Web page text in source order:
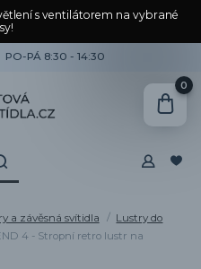
s ventilátorem na vybrané
PO-PÁ 8:30 - 14:30
0
a závěsná svítidla
Lustry do
4 - Stropní retro lustr na